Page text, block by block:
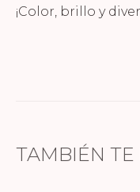
¡Color, brillo y
TAMBIÉN